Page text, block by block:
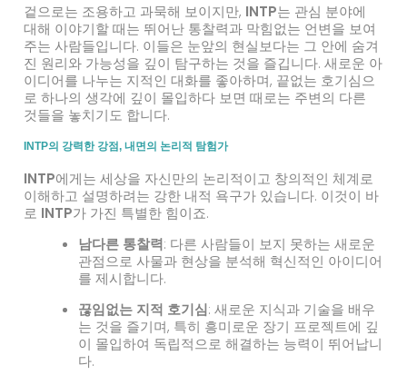
겉으로는 조용하고 과묵해 보이지만, INTP는 관심 분야에
대해 이야기할 때는 뛰어난 통찰력과 막힘없는 언변을 보여
주는 사람들입니다. 이들은 눈앞의 현실보다는 그 안에 숨겨
진 원리와 가능성을 깊이 탐구하는 것을 즐깁니다. 새로운 아
이디어를 나누는 지적인 대화를 좋아하며, 끝없는 호기심으
로 하나의 생각에 깊이 몰입하다 보면 때로는 주변의 다른
것들을 놓치기도 합니다.
INTP의 강력한 강점, 내면의 논리적 탐험가
INTP에게는 세상을 자신만의 논리적이고 창의적인 체계로
이해하고 설명하려는 강한 내적 욕구가 있습니다. 이것이 바
로 INTP가 가진 특별한 힘이죠.
남다른 통찰력: 다른 사람들이 보지 못하는 새로운
관점으로 사물과 현상을 분석해 혁신적인 아이디어
를 제시합니다.
끊임없는 지적 호기심: 새로운 지식과 기술을 배우
는 것을 즐기며, 특히 흥미로운 장기 프로젝트에 깊
이 몰입하여 독립적으로 해결하는 능력이 뛰어납니
다.